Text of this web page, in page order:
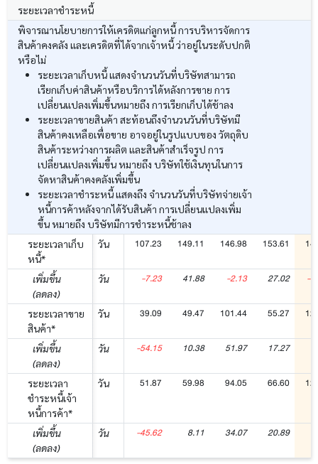
ระยะเวลาชำระหนี้
พิจารณานโยบายการให้เครดิตแก่ลูกหนี้ การบริหารจัดการ
สินค้าคงคลัง และเครดิตที่ได้จากเจ้าหนี้ ว่าอยู่ในระดับปกติ
หรือไม่
ระยะเวลาเก็บหนี้ แสดงจำนวนวันที่บริษัทสามารถ
เรียกเก็บค่าสินค้าหรือบริการได้หลังการขาย การ
เปลี่ยนแปลงเพิ่มขึ้นหมายถึง การเรียกเก็บได้ช้าลง
ระยะเวลาขายสินค้า สะท้อนถึงจำนวนวันที่บริษัทมี
สินค้าคงเหลือเพื่อขาย อาจอยู่ในรูปแบบของ วัตถุดิบ
สินค้าระหว่างการผลิต และสินค้าสำเร็จรูป การ
เปลี่ยนแปลงเพิ่มขึ้น หมายถึง บริษัทใช้เงินทุนในการ
จัดหาสินค้าคงคลังเพิ่มขึ้น
ระยะเวลาชำระหนี้ แสดงถึง จำนวนวันที่บริษัทจ่ายเจ้า
หนี้การค้าหลังจากได้รับสินค้า การเปลี่ยนแปลงเพิ่ม
ขึ้น หมายถึง บริษัทมีการชำระหนี้ช้าลง
ระยะเวลาเก็บ
หนี้*
วัน 107.23 149.11 146.98 153.61
เพิ่มขึ้น
(ลดลง)
วัน -7.23 41.88 -2.13 27.02 -
ระยะเวลาขาย
สินค้า*
วัน 39.09 49.47 101.44 55.27
เพิ่มขึ้น
(ลดลง)
วัน -54.15 10.38 51.97 17.27
ระยะเวลา
ชำระหนี้เจ้า
หนี้การค้า*
วัน 51.87 59.98 94.05 66.60
เพิ่มขึ้น
(ลดลง)
วัน -45.62 8.11 34.07 20.89